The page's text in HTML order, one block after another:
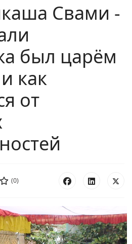
Свами -
был царём
как
от
(0)